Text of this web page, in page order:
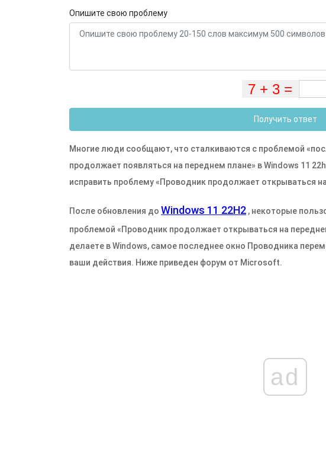
Опишите свою проблему
Получить ответ
Многие люди сообщают, что сталкиваются с проблемой
продолжает появляться на переднем плане» в Windows 11
исправить проблему «Проводник продолжает открываться
После обновления до Windows 11 22H2 , некоторые
проблемой «Проводник продолжает открываться на
делаете в Windows, самое последнее окно Проводника
ваши действия. Ниже приведен форум от Microsoft.
ad